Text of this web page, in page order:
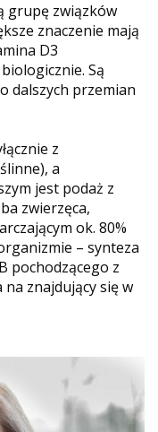
grupę związków
znaczenie mają
D3
Są
dalszych przemian
z
a
jest podaż z
zwierzęca,
ok. 80%
– synteza
pochodzącego z
na znajdujący się w